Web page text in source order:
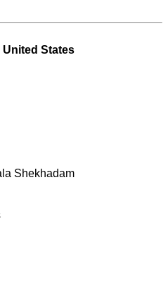
United States
Shekhadam